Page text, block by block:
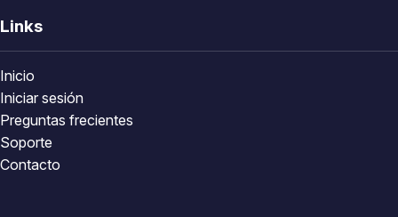
Links
Inicio
Iniciar sesión
Preguntas frecientes
Soporte
Contacto